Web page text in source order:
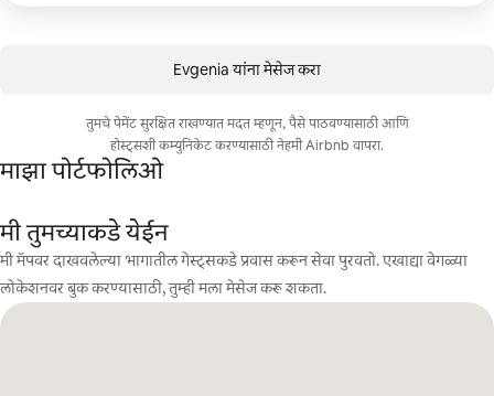
Evgenia यांना मेसेज करा
तुमचे पेमेंट सुरक्षित राखण्यात मदत म्हणून, पैसे पाठवण्यासाठी आणि
होस्ट्सशी कम्युनिकेट करण्यासाठी नेहमी Airbnb वापरा.
माझा पोर्टफोलिओ
मी तुमच्याकडे येईन
मी मॅपवर दाखवलेल्या भागातील गेस्ट्सकडे प्रवास करून सेवा पुरवतो. एखाद्या वेगळ्या
लोकेशनवर बुक करण्यासाठी, तुम्ही मला मेसेज करू शकता.